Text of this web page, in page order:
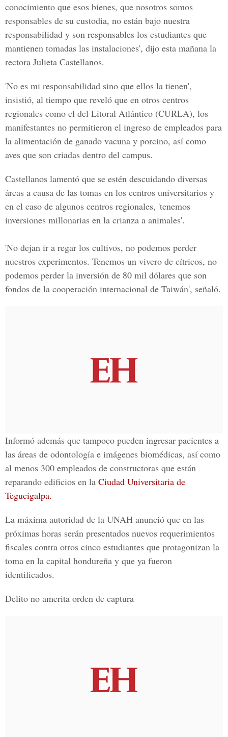
conocimiento que esos bienes, que nosotros somos
responsables de su custodia, no están bajo nuestra
responsabilidad y son responsables los estudiantes que
mantienen tomadas las instalaciones', dijo esta mañana la
rectora Julieta Castellanos.
'No es mi responsabilidad sino que ellos la tienen',
insistió, al tiempo que reveló que en otros centros
regionales como el del Litoral Atlántico (CURLA), los
manifestantes no permitieron el ingreso de empleados para
la alimentación de ganado vacuna y porcino, así como
aves que son criadas dentro del campus.
Castellanos lamentó que se estén descuidando diversas
áreas a causa de las tomas en los centros universitarios y
en el caso de algunos centros regionales, 'tenemos
inversiones millonarias en la crianza a animales'.
'No dejan ir a regar los cultivos, no podemos perder
nuestros experimentos. Tenemos un vivero de cítricos, no
podemos perder la inversión de 80 mil dólares que son
fondos de la cooperación internacional de Taiwán', señaló.
Informó además que tampoco pueden ingresar pacientes a
las áreas de odontología e imágenes biomédicas, así como
al menos 300 empleados de constructoras que están
reparando edificios en la Ciudad Universitaria de
Tegucigalpa.
La máxima autoridad de la UNAH anunció que en las
próximas horas serán presentados nuevos requerimientos
fiscales contra otros cinco estudiantes que protagonizan la
toma en la capital hondureña y que ya fueron
identificados.
Delito no amerita orden de captura